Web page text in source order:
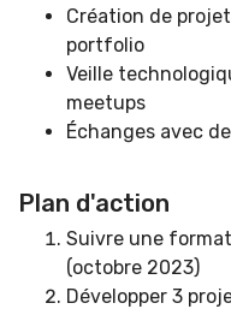
Création de
portfolio
Veille
meetups
Échanges avec
Plan d'action
Suivre une
(octobre 2023)
Développer 3